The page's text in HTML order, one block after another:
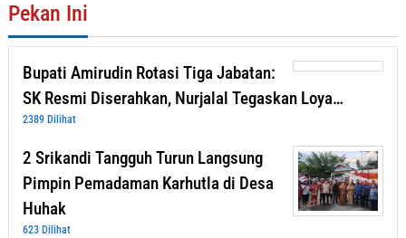
Pekan Ini
Bupati Amirudin Rotasi Tiga Jabatan:
SK Resmi Diserahkan, Nurjalal Tegaskan Loya…
2389 Dilihat
2 Srikandi Tangguh Turun Langsung
Pimpin Pemadaman Karhutla di Desa
Huhak
623 Dilihat